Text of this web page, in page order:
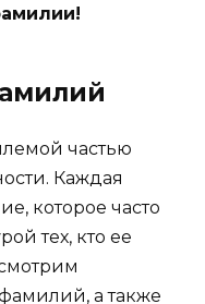
частью
Каждая
которое часто
тех, кто ее
а также